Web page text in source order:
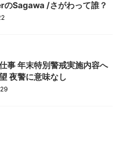
のSagawa /さがわって誰？
事 年末特別警戒実施内容へ
夜警に意味なし